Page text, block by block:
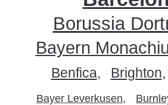
Borussia
Bayern
Benfica Brighton
Bayer Leverkusen